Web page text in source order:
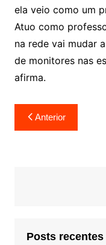
ela veio como um
Atuo como
na rede vai mudar
de monitores nas
afirma.
Navegação
de
Anterior
Posts recentes